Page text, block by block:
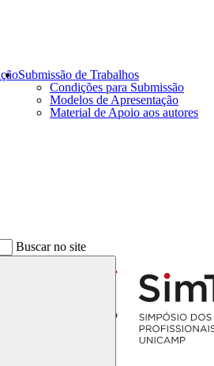
Submissão de Trabalhos
Condições para Submissão
Modelos de Apresentação
Material de Apoio aos autores
Buscar no site